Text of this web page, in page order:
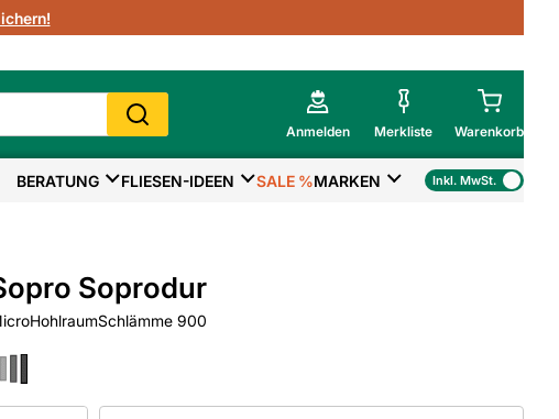
Anmelden Merkliste Warenkorb
Mein Warenkorb
BERATUNG FLIESEN-IDEEN SALE %MARKEN Inkl. MwSt.
Soprodur
900